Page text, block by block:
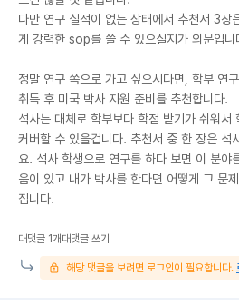
다만 연구 실적이 없는 상태에서 추천서 3장
게 강력한 sop를 쓸 수 있으실지가 의문입니
정말 연구 쪽으로 가고 싶으시다면, 학부 연
취득 후 미국 박사 지원 준비를 추천합니다.
석사는 대체로 학부보다 학점 받기가 쉬워서
커버할 수 있을겁니다. 추천서 중 한 장은 석
요. 석사 학생으로 연구를 하다 보면 이 분야
움이 있고 내가 박사를 한다면 어떻게 그 문
집니다.
대댓글 1개대댓글 쓰기
해당 댓글을 보려면 로그인이 필요합니다.